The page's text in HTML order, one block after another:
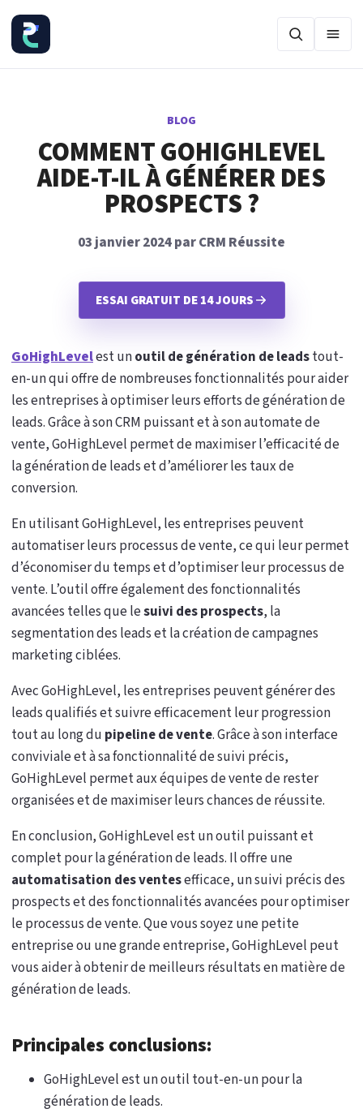
BLOG
COMMENT GOHIGHLEVEL
AIDE-T-IL À GÉNÉRER DES
PROSPECTS ?
03 janvier 2024 par CRM Réussite
ESSAI GRATUIT DE 14 JOURS
GoHighLevelest unoutil de génération de leadstout-
en-un qui offre de nombreuses fonctionnalités pour aider
les entreprises à optimiser leurs efforts de génération de
leads. Grâce à son CRM puissant et à son automate de
vente, GoHighLevel permet de maximiser l’efficacité de
la génération de leads et d’améliorer les taux de
conversion.
En utilisant GoHighLevel, les entreprises peuvent
automatiser leurs processus de vente, ce qui leur permet
d’économiser du temps et d’optimiser leur processus de
vente. L’outil offre également des fonctionnalités
avancées telles que lesuivi des prospects, la
segmentation des leads et la création de campagnes
marketing ciblées.
Avec GoHighLevel, les entreprises peuvent générer des
leads qualifiés et suivre efficacement leur progression
tout au long du pipeline de vente. Grâce à son interface
conviviale et à sa fonctionnalité de suivi précis,
GoHighLevel permet aux équipes de vente de rester
organisées et de maximiser leurs chances de réussite.
En conclusion, GoHighLevel est un outil puissant et
complet pour la génération de leads. Il offre une
automatisation des ventesefficace, un suivi précis des
prospects et des fonctionnalités avancées pour optimiser
le processus de vente. Que vous soyez une petite
entreprise ou une grande entreprise, GoHighLevel peut
vous aider à obtenir de meilleurs résultats en matière de
génération de leads.
Principales conclusions:
GoHighLevel est un outil tout-en-un pour la
génération de leads.